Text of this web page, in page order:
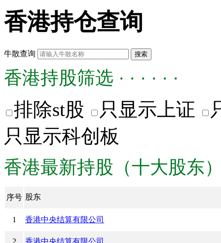
香港持仓查询
牛散查询
香港持股筛选 · · · · · ·
排除st股 只显示上证
只显示科创板
香港最新持股（十大股东）
序号 股东
1 香港中央结算有限公司
2 香港中央结算有限公司